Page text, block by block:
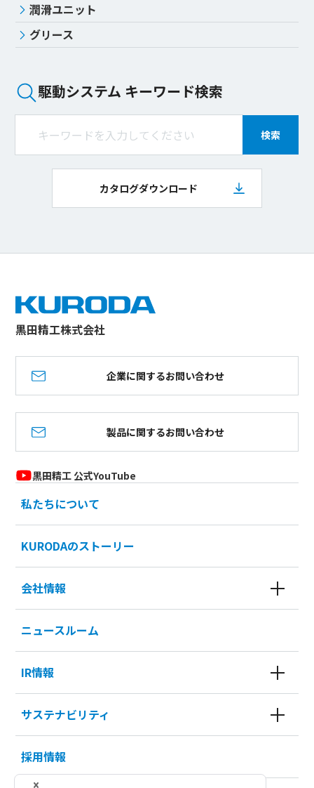
潤滑ユニット
グリース
駆動システム キーワード検索
検索
カタログダウンロード
黒田精工株式会社
企業に関するお問い合わせ
製品に関するお問い合わせ
黒田精工 公式YouTube
私たちについて
KURODAのストーリー
会社情報
ニュースルーム
IR情報
サステナビリティ
採用情報